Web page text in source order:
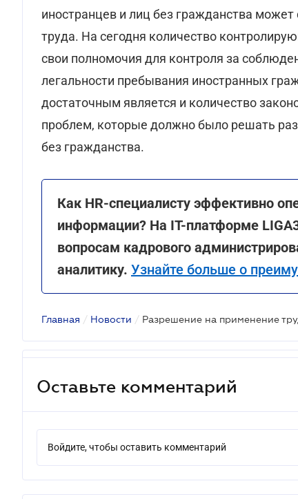
иностранцев и лиц без гражданства
труда. На сегодня количество
свои полномочия для контроля за
легальности пребывания иностранных
достаточным является и количество
проблем, которые должно было решать
без гражданства.
Как HR-специалисту эффективно
информации? На ІТ-платформе
вопросам кадрового
аналитику. Узнайте больше о
Главная / Новости /
Оставьте комментарий
Войдите, чтобы оставить комментарий